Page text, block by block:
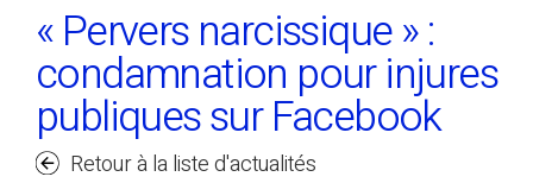
« Pervers narcissique » :
condamnation pour injures
publiques sur Facebook
Retour à la liste d'actualités